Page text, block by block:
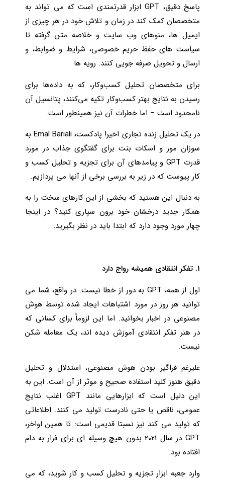
پاسخ دقیق، GPT ابزار قدرتمندی است که می تواند به
متخصصان کمک کند در زمان و تلاش خود در هر چیزی از
ایمیل ها، منوهای وب سایت و خلاصه متن گرفته تا
سیاست های حفظ حریم خصوصی، شرایط و ضوابط، و
ارسال و تحویل صرفه جویی کنند. رویه ها
برای متخصصان تحلیل کسب‌وکار، که به داده‌ها برای
رسیدن به نتایج بهتر کسب‌وکار تکیه می‌کنند، پتانسیل آن
نامحدود است – اما خطرات آن نیز همینطور است.
در یک تحلیل زنده تجاری اخیر! پادکست، Emal Bariali به
سوزان مور و اسکات بنت برای گفتگوی جذاب در مورد
قدرت GPT و پیامدهای آن برای تجزیه و تحلیل کسب و
کار پیوست که در زیر به بررسی برخی از آنها می پردازیم.
به دنبال این هستید که بخشی از این کارهای سخت را به
همکار جدید درخشان خود برون سپاری کنید؟ در اینجا
چهار مورد وجود دارد که ابتدا باید در نظر بگیرید.
اول از همه، GPT به دور از خطا نیست. در واقع، شما می
توانید هر روز در مورد اشتباهات ایجاد شده توسط هوش
مصنوعی در اخبار بخوانید. اما این لزوماً برای کسانی که
در هنر تفکر انتقادی آموزش دیده اند، یک معامله شکن
نیست.
علیرغم فراگیر بودن هوش مصنوعی، استدلال و تحلیل
دقیق هنوز کلید استفاده صحیح و موثر از آن است. این به
این دلیل است که ابزارهایی مانند GPT اغلب نتایج
عمومی، ناقص یا حتی نادرست تولید می کنند. اطلاعاتی
که تولید می کند نیز نسبتا قدیمی است: تا همین اواخر،
GPT در سال 2021 بدون هیچ وسیله ای برای فرار به دام
افتاده بود.
وارد جعبه ابزار تجزیه و تحلیل کسب و کار شوید، که می